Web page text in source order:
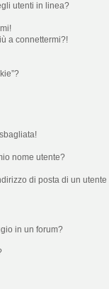
utenti in linea?
a connettermi?!
nome utente?
di posta di un utente
in un forum?